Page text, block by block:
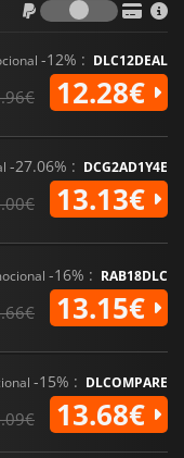
A sua lenda
Final Fantasy Origin.
-12% : DLC12DEAL
12.28€
-27.06% : DCG2AD1Y4E
13.13€
-16% : RAB18DLC
13.15€
-15% : DLCOMPARE
13.68€